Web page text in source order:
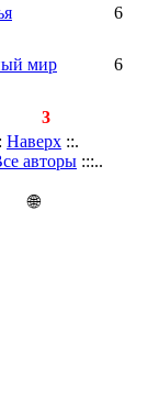
6
мир 6
3
Наверх ::.
авторы :::..
🌐